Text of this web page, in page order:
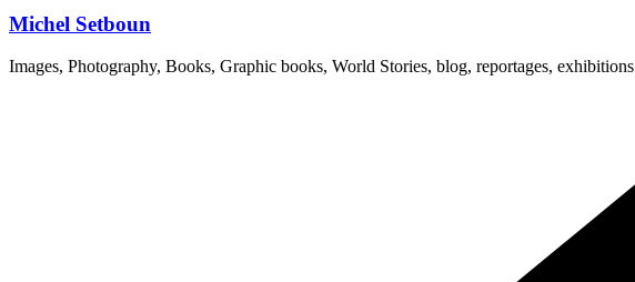
Michel Setboun
Images, Photography, Books, Graphic books, World Stories, blog, reportages, exhibitions